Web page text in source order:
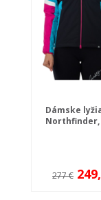
Dámske
277 €